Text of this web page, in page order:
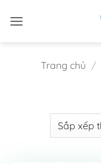
qua
Trang chủ /